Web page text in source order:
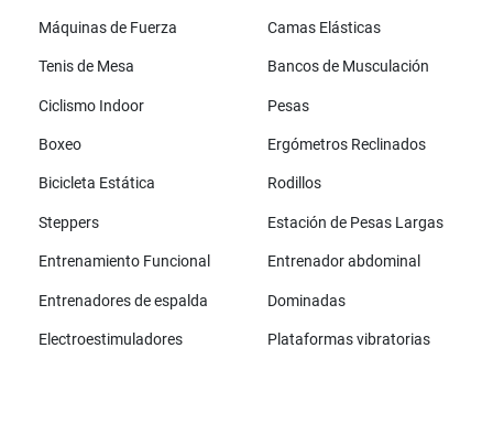
Máquinas de Fuerza Camas Elásticas
Tenis de Mesa Bancos de Musculación
Ciclismo Indoor Pesas
Boxeo Ergómetros Reclinados
Bicicleta Estática Rodillos
Steppers Estación de Pesas Largas
Entrenamiento Funcional Entrenador abdominal
Entrenadores de espalda Dominadas
Electroestimuladores Plataformas vibratorias